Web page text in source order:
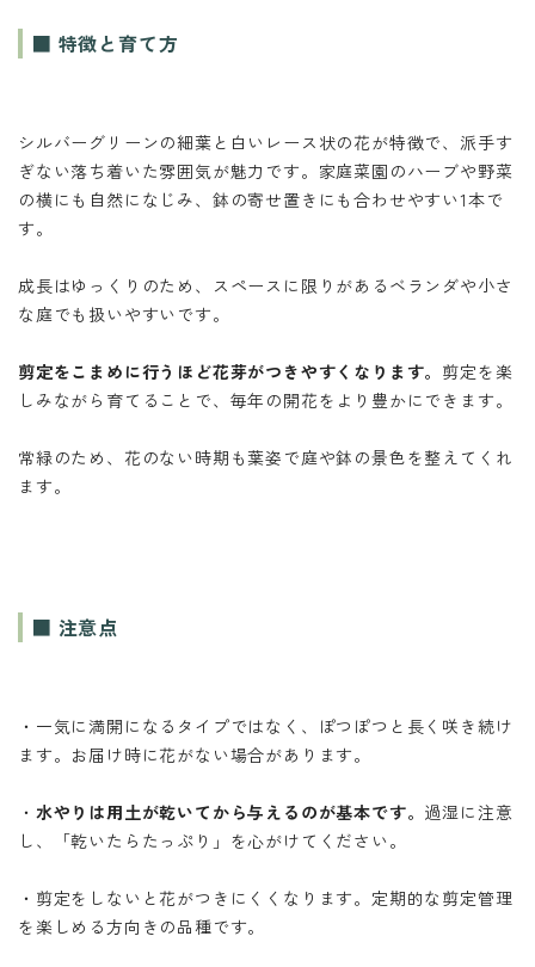
■ 特徴と育て方
シルバーグリーンの細葉と白いレース状の花が特徴で、派手す
ぎない落ち着いた雰囲気が魅力です。家庭菜園のハーブや野菜
の横にも自然になじみ、鉢の寄せ置きにも合わせやすい1本で
す。
成長はゆっくりのため、スペースに限りがあるベランダや小さ
な庭でも扱いやすいです。
剪定をこまめに行うほど花芽がつきやすくなります。 剪定を楽
しみながら育てることで、毎年の開花をより豊かにできます。
常緑のため、花のない時期も葉姿で庭や鉢の景色を整えてくれ
ます。
■ 注意点
・一気に満開になるタイプではなく、ぽつぽつと長く咲き続け
ます。お届け時に花がない場合があります。
・ 水やりは用土が乾いてから与えるのが基本です。 過湿に注意
し、「乾いたらたっぷり」を心がけてください。
・剪定をしないと花がつきにくくなります。定期的な剪定管理
を楽しめる方向きの品種です。